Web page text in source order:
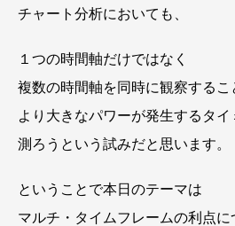
チャート分析においても、
１つの時間軸だけではなく
複数の時間軸を同時に観察するこ
より大きなパワーが発生するタイ
測ろうという試みだと思います。
ということで本日のテーマは
マルチ・タイムフレームの利点に